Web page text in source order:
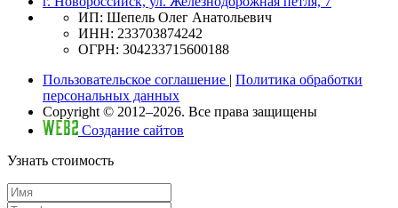
ИП: Шепель Олег Анатольевич
ИНН: 233703874242
ОГРН: 304233715600188
Пользовательское соглашение | Политика обработки
персональных данных
Copyright © 2012–2026. Все права защищены
Создание сайтов
Узнать стоимость